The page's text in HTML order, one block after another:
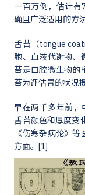
一百万例，估计有
确且广泛适用的方
舌苔（tongue
胞、血液代谢物、
苔是口腔微生物的
苔为评估胃的状况
早在两千多年前，
舌苔颜色和厚度变
《伤寒杂病论》
方面。[1]